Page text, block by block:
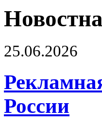
25.06.2026
России